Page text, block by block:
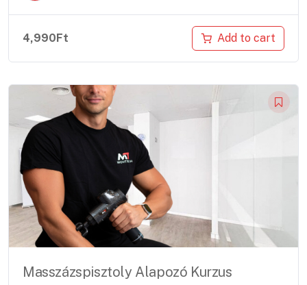
4,990Ft Add to cart
Masszázspisztoly Alapozó Kurzus